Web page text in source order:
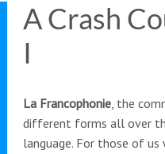
A Crash
I
La Francophonie, the
different forms all over
language. For those of us